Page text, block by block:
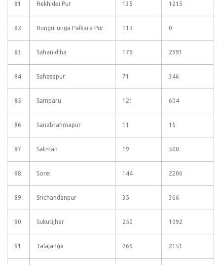
81 Rekhidei Pur 135 1215
82 Rungurunga Paikara Pur 119 0
83 Sahanidiha 176 2391
84 Sahasapur 71 346
85 Samparu 121 604
86 Sanabrahmapur 11 15
87 Satman 19 500
88 Sorei 144 2206
89 Srichandanpur 35 366
90 Sukutijhar 250 1092
91 Talajanga 265 2151